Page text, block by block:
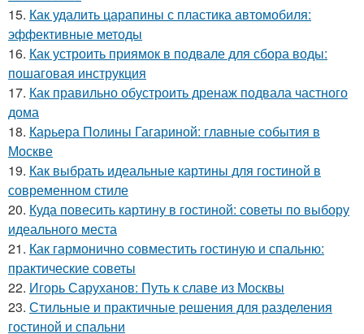
15. Как удалить царапины с пластика автомобиля:
эффективные методы
16. Как устроить приямок в подвале для сбора воды:
пошаговая инструкция
17. Как правильно обустроить дренаж подвала частного
дома
18. Карьера Полины Гагариной: главные события в
Москве
19. Как выбрать идеальные картины для гостиной в
современном стиле
20. Куда повесить картину в гостиной: советы по выбору
идеального места
21. Как гармонично совместить гостиную и спальню:
практические советы
22. Игорь Саруханов: Путь к славе из Москвы
23. Стильные и практичные решения для разделения
гостиной и спальни